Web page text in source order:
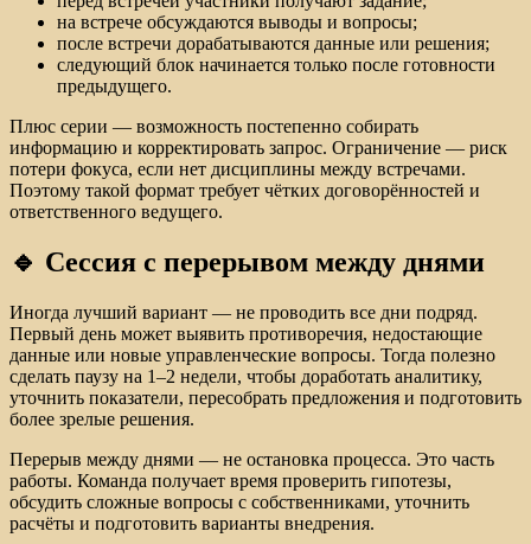
на встрече обсуждаются выводы и вопросы;
после встречи дорабатываются данные или решения;
следующий блок начинается только после готовности
предыдущего.
Плюс серии — возможность постепенно собирать
информацию и корректировать запрос. Ограничение — риск
потери фокуса, если нет дисциплины между встречами.
Поэтому такой формат требует чётких договорённостей и
ответственного ведущего.
🔹 Сессия с перерывом между днями
Иногда лучший вариант — не проводить все дни подряд.
Первый день может выявить противоречия, недостающие
данные или новые управленческие вопросы. Тогда полезно
сделать паузу на 1–2 недели, чтобы доработать аналитику,
уточнить показатели, пересобрать предложения и подготовить
более зрелые решения.
Перерыв между днями — не остановка процесса. Это часть
работы. Команда получает время проверить гипотезы,
обсудить сложные вопросы с собственниками, уточнить
расчёты и подготовить варианты внедрения.